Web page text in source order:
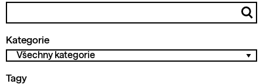
Kategorie
Tagy